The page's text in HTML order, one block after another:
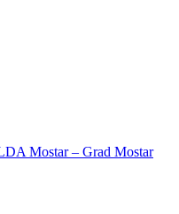
Mostar – Grad Mostar